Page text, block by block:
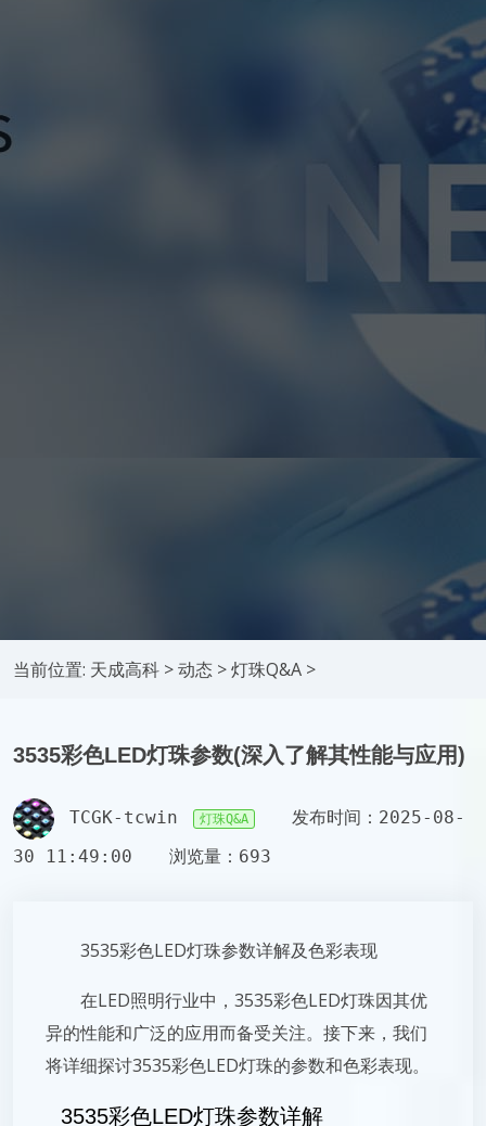
当前位置: 天成高科 >动态 >灯珠Q&A >
3535彩色LED灯珠参数(深入了解其性能与应用)
TCGK-tcwin 灯珠Q&A
发布时间：2025-08-
30 11:49:00
浏览量：693
3535彩色LED灯珠参数详解及色彩表现
在LED照明行业中，3535彩色LED灯珠因其优
异的性能和广泛的应用而备受关注。接下来，我们
将详细探讨3535彩色LED灯珠的参数和色彩表现。
3535彩色LED灯珠参数详解